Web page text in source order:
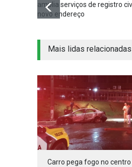
amplia serviços de registro
novo endereço
Mais lidas
Carro pega fogo no centro